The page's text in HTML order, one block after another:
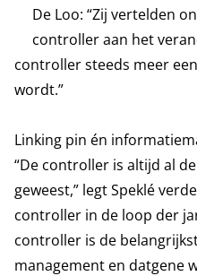
De Loo: “Zij vertelden
controller aan het
controller steeds meer
wordt.”
Linking pin én
“De controller is altijd al de
geweest,” legt Speklé
controller in de loop der
controller is de
management en datgene